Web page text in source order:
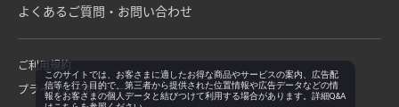
よくあるご質問・お問い合わせ
ご利用規約
プライバシーポリシー
このサイトでは、お客さまに適したお得な商品やサービスの案内、広告配
信等を行う目的で、第三者から提供された位置情報や広告データなどの情
報をお客さまの個人データと結びつけて利用する場合があります。詳細Q&A